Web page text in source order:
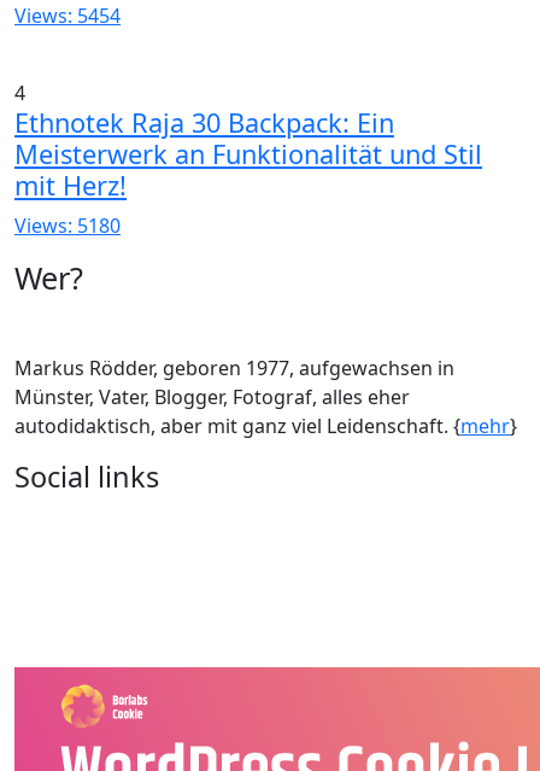
Views: 5454
4
Ethnotek Raja 30 Backpack: Ein
Meisterwerk an Funktionalität und Stil
mit Herz!
Views: 5180
Wer?
Markus Rödder, geboren 1977, aufgewachsen in
Münster, Vater, Blogger, Fotograf, alles eher
autodidaktisch, aber mit ganz viel Leidenschaft. {mehr}
Social links